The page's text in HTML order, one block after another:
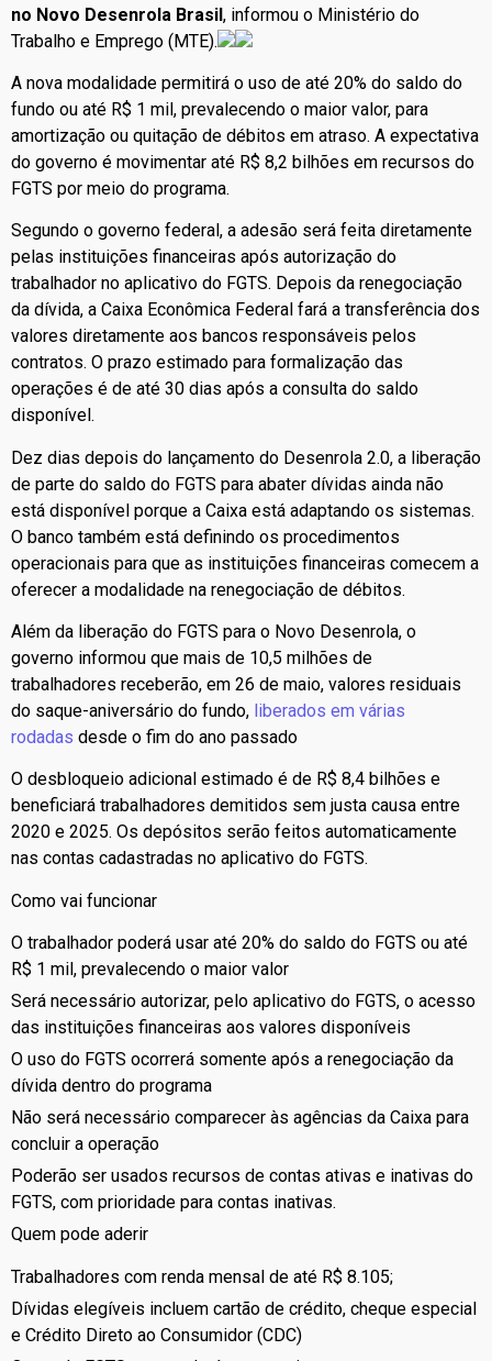
no Novo Desenrola Brasil, informou o Ministério do
Trabalho e Emprego (MTE).
A nova modalidade permitirá o uso de até 20% do saldo do
fundo ou até R$ 1 mil, prevalecendo o maior valor, para
amortização ou quitação de débitos em atraso. A expectativa
do governo é movimentar até R$ 8,2 bilhões em recursos do
FGTS por meio do programa.
Segundo o governo federal, a adesão será feita diretamente
pelas instituições financeiras após autorização do
trabalhador no aplicativo do FGTS. Depois da renegociação
da dívida, a Caixa Econômica Federal fará a transferência dos
valores diretamente aos bancos responsáveis pelos
contratos. O prazo estimado para formalização das
operações é de até 30 dias após a consulta do saldo
disponível.
Dez dias depois do lançamento do Desenrola 2.0, a liberação
de parte do saldo do FGTS para abater dívidas ainda não
está disponível porque a Caixa está adaptando os sistemas.
O banco também está definindo os procedimentos
operacionais para que as instituições financeiras comecem a
oferecer a modalidade na renegociação de débitos.
Além da liberação do FGTS para o Novo Desenrola, o
governo informou que mais de 10,5 milhões de
trabalhadores receberão, em 26 de maio, valores residuais
do saque-aniversário do fundo, liberados em várias
rodadas desde o fim do ano passado
O desbloqueio adicional estimado é de R$ 8,4 bilhões e
beneficiará trabalhadores demitidos sem justa causa entre
2020 e 2025. Os depósitos serão feitos automaticamente
nas contas cadastradas no aplicativo do FGTS.
Como vai funcionar
O trabalhador poderá usar até 20% do saldo do FGTS ou até
R$ 1 mil, prevalecendo o maior valor
Será necessário autorizar, pelo aplicativo do FGTS, o acesso
das instituições financeiras aos valores disponíveis
O uso do FGTS ocorrerá somente após a renegociação da
dívida dentro do programa
Não será necessário comparecer às agências da Caixa para
concluir a operação
Poderão ser usados recursos de contas ativas e inativas do
FGTS, com prioridade para contas inativas.
Quem pode aderir
Trabalhadores com renda mensal de até R$ 8.105;
Dívidas elegíveis incluem cartão de crédito, cheque especial
e Crédito Direto ao Consumidor (CDC)